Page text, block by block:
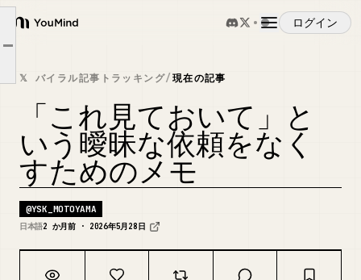
YouMind
ログイン
概要
ユースケース
スキル
プロンプト
じゃあ「確認お願いします」をどう伝えればよいのか？
𝕏 バイラル記事トラッキング/現在の記事
「これ見ておいて」と
いう曖昧な依頼をなく
すためのメモ
@YSK_MOTOYAMA
日本語2 か月前 · 2026年5月28日